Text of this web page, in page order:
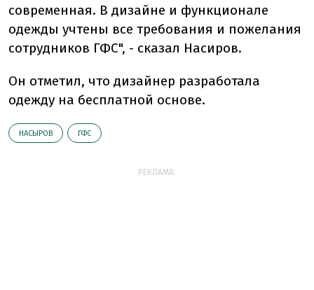
современная. В дизайне и функционале
одежды учтены все требования и пожелания
сотрудников ГФС", - сказал Насиров.
Он отметил, что дизайнер разработала
одежду на бесплатной основе.
НАСЫРОВ ГФС
РЕКЛАМА: